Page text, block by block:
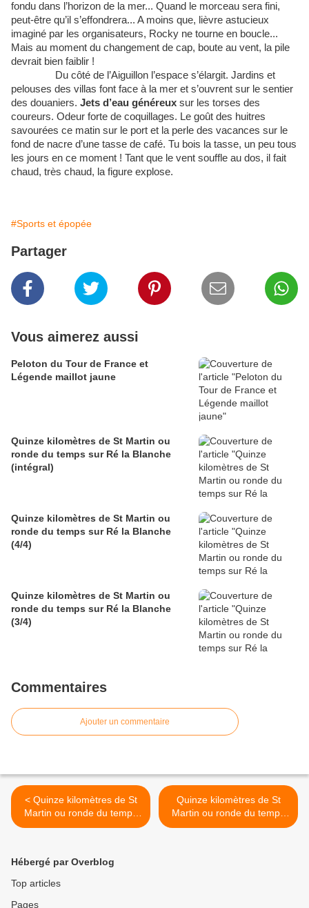
fondu dans l’horizon de la mer... Quand le morceau sera fini,
peut-être qu’il s’effondrera... A moins que, lièvre astucieux
imaginé par les organisateurs, Rocky ne tourne en boucle...
Mais au moment du changement de cap, boute au vent, la pile
devrait bien faiblir !
Du côté de l’Aiguillon l’espace s’élargit. Jardins et
pelouses des villas font face à la mer et s’ouvrent sur le sentier
des douaniers. Jets d’eau généreux sur les torses des
coureurs. Odeur forte de coquillages. Le goût des huitres
savourées ce matin sur le port et la perle des vacances sur le
fond de nacre d’une tasse de café. Tu bois la tasse, un peu tous
les jours en ce moment ! Tant que le vent souffle au dos, il fait
chaud, très chaud, la figure explose.
#Sports et épopée
Partager
Vous aimerez aussi
Peloton du Tour de France et
Légende maillot jaune
Quinze kilomètres de St Martin ou
ronde du temps sur Ré la Blanche
(intégral)
Quinze kilomètres de St Martin ou
ronde du temps sur Ré la Blanche
(4/4)
Quinze kilomètres de St Martin ou
ronde du temps sur Ré la Blanche
(3/4)
Commentaires
Ajouter un commentaire
< Quinze kilomètres de St
Martin ou ronde du temps
sur Ré la Blanche (1/4)
Quinze kilomètres de St
Martin ou ronde du temps
sur Ré la Blanche (3/4) >
Hébergé par Overblog
Top articles
Pages